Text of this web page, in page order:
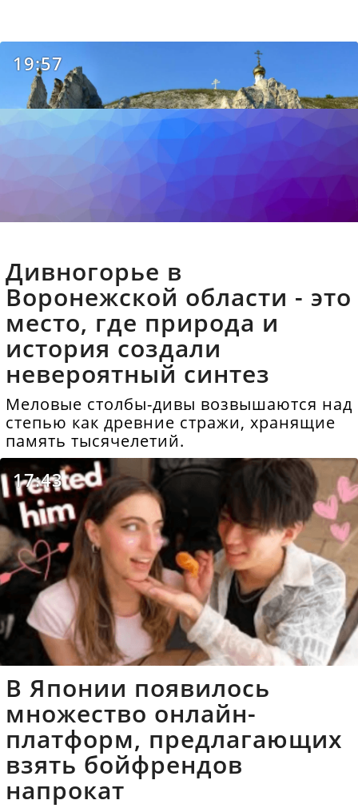
19:57
Дивногорье в
Воронежской области - это
место, где природа и
история создали
невероятный синтез
Меловые столбы-дивы возвышаются над
степью как древние стражи, хранящие
память тысячелетий.
17:43
В Японии появилось
множество онлайн-
платформ, предлагающих
взять бойфрендов
напрокат